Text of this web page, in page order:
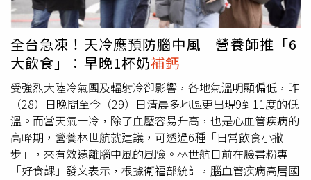
菸、酒、咖啡。建立規律運動習慣，並嘗試溫水足浴。穴位
手指按摩，如膀胱經的承山、 胃經的足三里、膽經的陽陵
泉等穴位。資料來源：中榮醫訊第320期－臺中榮總傳統醫
學部醫師陳明墾「腿裡的毛毛蟲－不寧腿症候群」【延伸閱
讀】腳常常像被電的不自覺抽動？ 恐是「不寧腿症候群」
惹禍夜間腿抽筋補鈣、補鎂沒用？ 醫授3撇步遠離痛楚
https://www.healthnews.com.tw/readnews.php?
id=63962
主的威脅，利用陳柏霖創造節目點閱率。戲外，范文芳仍看
到角色的優點：「Lily的堅強和正能量滿滿的性格非常打動
我，我認為我們都需要這樣的態度去面對生活的挑戰。」這
也是她為何願意接演的原因之一！《不如海邊吹吹風》范文
芳在劇中面臨事業上的挑戰。（圖／大川大立）楊子儀這次
蓄鬍燙捲髮飾演接地氣的廟口海產店老闆，他表示其實不會
很陌生，「我哥是日式丼飯店老闆，開拍前只要有空檔都去
那上班。平時也都是自己下廚，還沒茹素前很愛去海產
店。」他和莊茜佳搭檔「廟口CP」，導演何潤東親自編寫
他們的故事線，「我刻意加入煮泡麵吃到蛋殼等場景，讓兩
人充滿生活感。」楊子儀說自己私下也遇過吃到蛋殼料理的
全台急凍！天冷應預防腦中風 營養師推「6
大飲食」：早晚1杯奶補鈣
受強烈大陸冷氣團及輻射冷卻影響，各地氣溫明顯偏低，昨
（28）日晚間至今（29）日清晨多地區更出現9到11度的低
溫。而當天氣一冷，除了血壓容易升高，也是心血管疾病的
高峰期，營養林世航就建議，可透過6種「日常飲食小撇
步」，來有效遠離腦中風的風險。林世航日前在臉書粉專
「好食課」發文表示，根據衛福部統計，腦血管疾病高居國